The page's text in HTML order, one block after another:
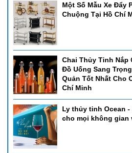
Một Số Mẫu Xe Đẩy
Chuộng Tại Hồ Chí
Chai Thủy Tinh Nắp
Đồ Uống Sang
Quản Tốt Nhất Cho
Chí Minh
Ly thủy tinh Ocean
cho mọi không gian